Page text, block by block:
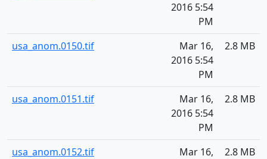
2016 5:54
PM
usa_anom.0150.tif
Mar 16,
2016 5:54
PM
2.8 MB
usa_anom.0151.tif
Mar 16,
2016 5:54
PM
2.8 MB
usa_anom.0152.tif
Mar 16,
2.8 MB